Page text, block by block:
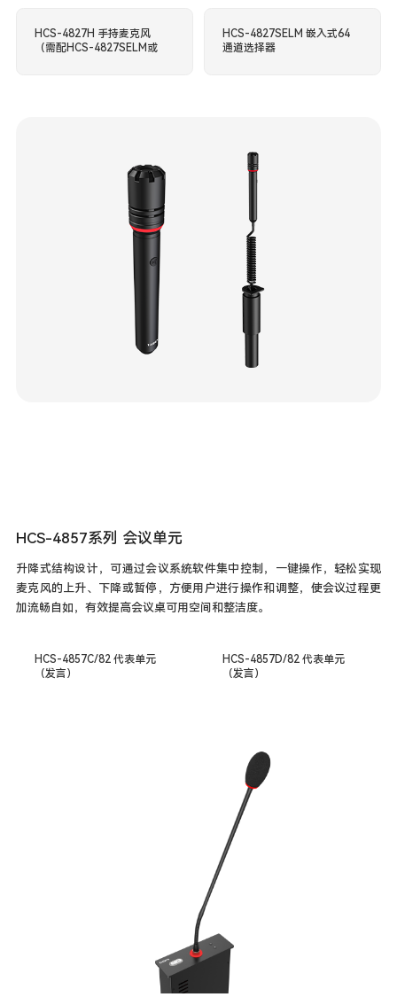
HCS-4827H 手持麦克风
（需配HCS-4827SELM或
HCS-4827SELM 嵌入式64
通道选择器
HCS-4857系列 会议单元
升降式结构设计，可通过会议系统软件集中控制，一键操作，轻松实现
麦克风的上升、下降或暂停，方便用户进行操作和调整，使会议过程更
加流畅自如，有效提高会议桌可用空间和整洁度。
HCS-4857C/82 代表单元
（发言）
HCS-4857D/82 代表单元
（发言）